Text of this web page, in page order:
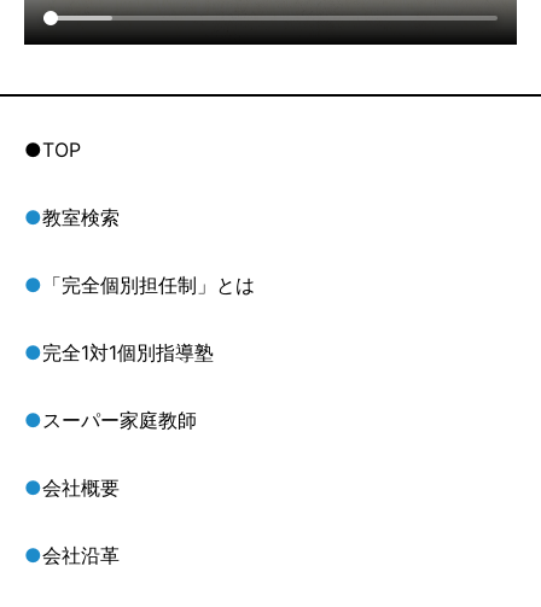
●TOP
●教室検索
● 「完全個別担任制」とは
●完全1対1個別指導塾
●スーパー家庭教師
●会社概要
●会社沿革